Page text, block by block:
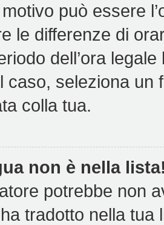
può essere
le differenze di
dell’ora
caso, seleziona
colla tua.
non è nella
potrebbe non
tradotto nella tua